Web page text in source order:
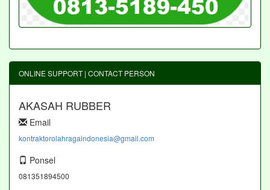
ONLINE SUPPORT | CONTACT PERSON
AKASAH RUBBER
Email
kontraktorolahragaindonesia@gmail.com
Ponsel
081351894500